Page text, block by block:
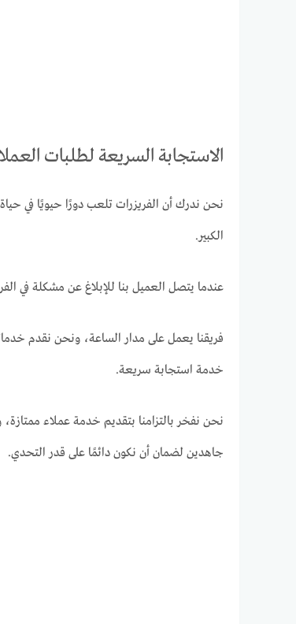
الاستجابة السريعة لطلبات
نحن ندرك أن الفريزرات تلعب دورًا حيويًا في
الكبير.
عندما يتصل العميل بنا للإبلاغ عن مشكلة في
فريقنا يعمل على مدار الساعة، ونحن نقدم
خدمة استجابة سريعة.
نحن نفخر بالتزامنا بتقديم خدمة عملاء
جاهدين لضمان أن نكون دائمًا على قدر التحدي.